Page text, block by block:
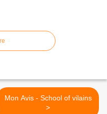
Mon Avis - School of vilains
>